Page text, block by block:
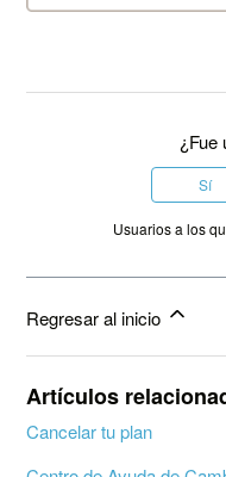
¿Fue
Sí
Usuarios a los
Regresar al inicio
Artículos
Cancelar tu plan